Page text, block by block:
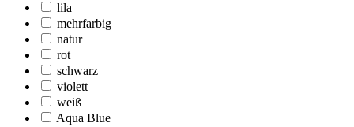
lila
mehrfarbig
natur
rot
schwarz
violett
weiß
Aqua Blue